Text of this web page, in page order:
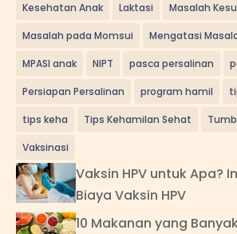
Kesehatan Anak Laktasi Masalah
Masalah pada Momsui Mengatasi
MPASI anak NIPT pasca persalinan
Persiapan Persalinan program hamil
tips keha Tips Kehamilan Sehat
Vaksinasi
Vaksin HPV untuk Apa?
Biaya Vaksin HPV
10 Makanan yang